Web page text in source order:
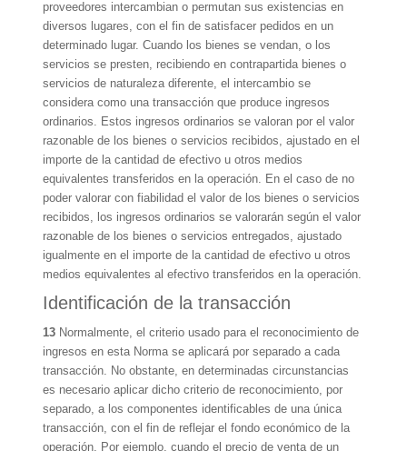
proveedores intercambian o permutan sus existencias en
diversos lugares, con el fin de satisfacer pedidos en un
determinado lugar. Cuando los bienes se vendan, o los
servicios se presten, recibiendo en contrapartida bienes o
servicios de naturaleza diferente, el intercambio se
considera como una transacción que produce ingresos
ordinarios. Estos ingresos ordinarios se valoran por el valor
razonable de los bienes o servicios recibidos, ajustado en el
importe de la cantidad de efectivo u otros medios
equivalentes transferidos en la operación. En el caso de no
poder valorar con fiabilidad el valor de los bienes o servicios
recibidos, los ingresos ordinarios se valorarán según el valor
razonable de los bienes o servicios entregados, ajustado
igualmente en el importe de la cantidad de efectivo u otros
medios equivalentes al efectivo transferidos en la operación.
Identificación de la transacción
13 Normalmente, el criterio usado para el reconocimiento de
ingresos en esta Norma se aplicará por separado a cada
transacción. No obstante, en determinadas circunstancias
es necesario aplicar dicho criterio de reconocimiento, por
separado, a los componentes identificables de una única
transacción, con el fin de reflejar el fondo económico de la
operación. Por ejemplo, cuando el precio de venta de un